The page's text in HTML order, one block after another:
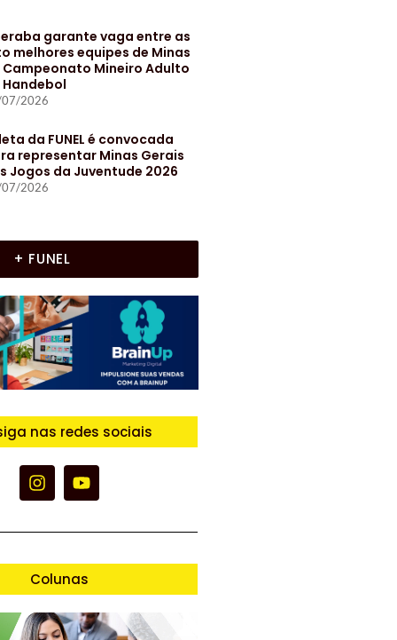
garante vaga entre as
melhores equipes de Minas
Campeonato Mineiro Adulto
Handebol
2026
da FUNEL é convocada
representar Minas Gerais
Jogos da Juventude 2026
2026
+ FUNEL
nas redes sociais
Colunas